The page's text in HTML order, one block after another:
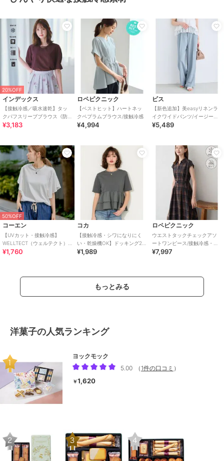
20%OFF
インデックス
【接触冷感／吸水速乾】タッ
クパフスリーブブラウス《防
シワ／洗濯機OK／XS～3L／
¥3,183
ロペピクニック
【ベストヒット】ハートネッ
クペプラムブラウス/接触冷感
¥4,994
ビス
【新色追加】美easyリネンラ
イクワイドパンツ/イージーケ
ア・接触冷感・セットアップ
¥5,489
50%OFF
コーエン
【UVカット・接触冷感】
WELLTECT（ウェルテクト）
USAコットン フレアスリーブ
¥1,760
コカ
【接触冷感・シワになりにく
い・乾燥機OK】ドッキング2
段フリルTシャツ 全2色
¥1,989
ロペピクニック
ウエストタックチェックアソ
ートワンピース/接触冷感・防
シワ・リンクコーデ
¥7,997
もっとみる
洋菓子の人気ランキング
ヨックモック
5.00
（ 1件の口コミ ）
￥1,620